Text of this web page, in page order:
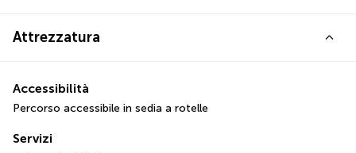
Attrezzatura
Accessibilità
Percorso accessibile in sedia a rotelle
Servizi